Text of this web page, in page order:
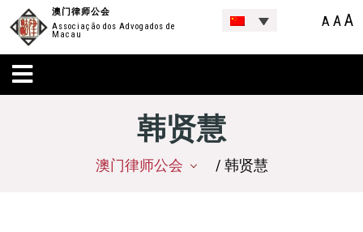
澳门律师公会
Associação dos Advogados de
Macau
A AA
韩贤慧
澳门律师公会 / 韩贤慧